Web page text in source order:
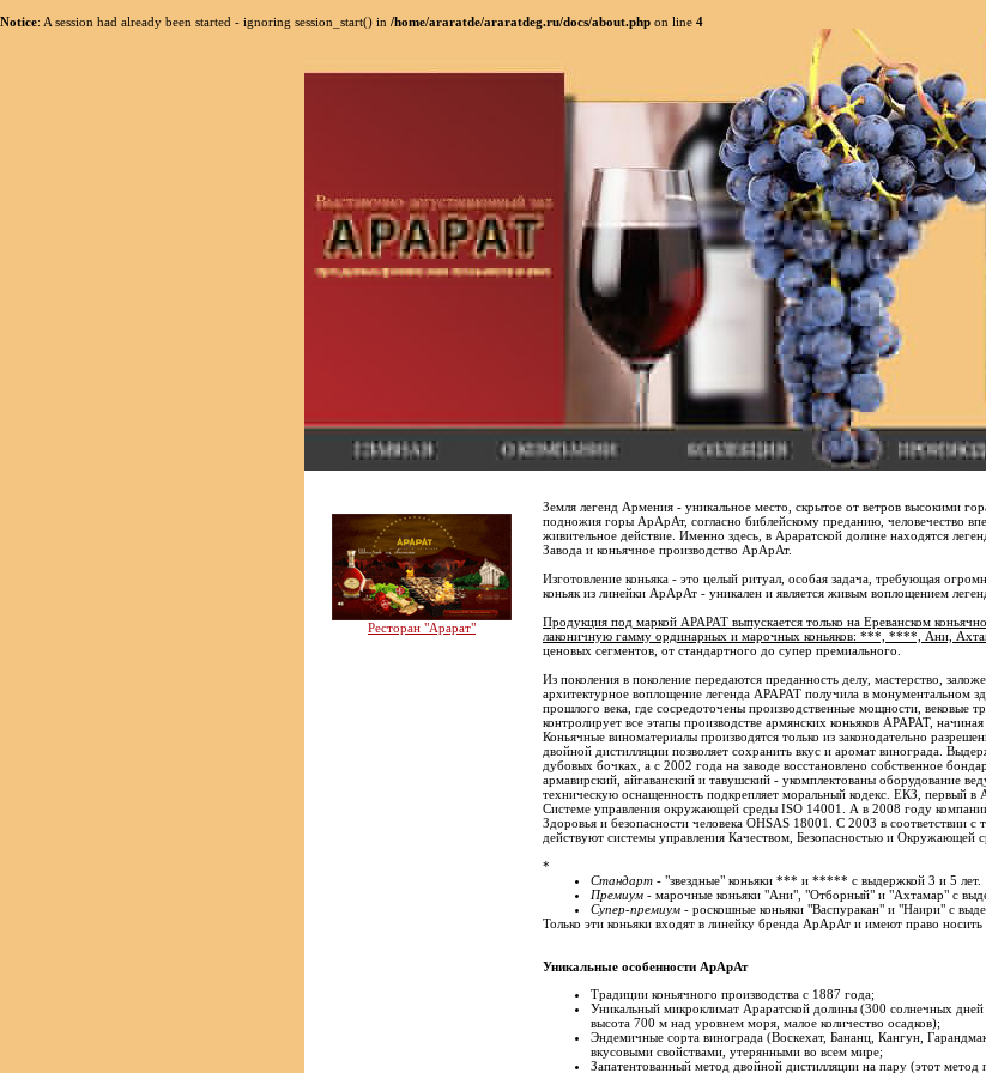
Notice: A session had already been started - ignoring session_start() in /home/araratde/araratdeg.ru/docs/about.php on line 4
Ресторан "Арарат"
Земля легенд Армения - уникальное место, скрытое от ветров высокими
подножия горы АрАрАт, согласно библейскому преданию, человечество
живительное действие. Именно здесь, в Араратской долине находятся
Завода и коньячное производство АрАрАт.
Изготовление коньяка - это целый ритуал, особая задача, требующая
коньяк из линейки АрАрАт - уникален и является живым воплощением
Продукция под маркой АРАРАТ выпускается только на Ереванском
лаконичную гамму ординарных и марочных коньяков: ***, ****, Ани,
ценовых сегментов, от стандартного до супер премиального.
Из поколения в поколение передаются преданность делу, мастерство,
архитектурное воплощение легенда АРАРАТ получила в монументальном
прошлого века, где сосредоточены производственные мощности, вековые
контролирует все этапы производстве армянских коньяков АРАРАТ,
Коньячные виноматериалы производятся только из законодательно
двойной дистилляции позволяет сохранить вкус и аромат винограда.
дубовых бочках, а с 2002 года на заводе восстановлено собственное
армавирский, айгаванский и тавушский - укомплектованы оборудование
техническую оснащенность подкрепляет моральный кодекс. ЕКЗ, первый в
Системе управления окружающей среды ISO 14001. А в 2008 году
Здоровья и безопасности человека OHSAS 18001. C 2003 в соответствии
действуют системы управления Качеством, Безопасностью и Окружающей
*
Стандарт - "звездные" коньяки *** и ***** с выдержкой 3 и 5 лет.
Премиум - марочные коньяки "Ани", "Отборный" и "Ахтамар" с
Супер-премиум - роскошные коньяки "Васпуракан" и "Наири" с
Только эти коньяки входят в линейку бренда АрАрАт и имеют право носить
Уникальные особенности АрАрАт
Традиции коньячного производства с 1887 года;
Уникальный микроклимат Араратской долины (300 солнечных
высота 700 м над уровнем моря, малое количество осадков);
Эндемичные сорта винограда (Воскехат, Бананц, Кангун,
вкусовыми свойствами, утерянными во всем мире;
Запатентованный метод двойной дистилляции на пару (этот метод